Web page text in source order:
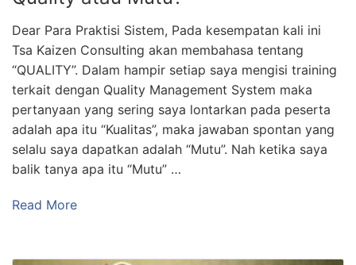
Dear Para Praktisi Sistem, Pada kesempatan kali ini
Tsa Kaizen Consulting akan membahasa tentang
“QUALITY”. Dalam hampir setiap saya mengisi training
terkait dengan Quality Management System maka
pertanyaan yang sering saya lontarkan pada peserta
adalah apa itu “Kualitas”, maka jawaban spontan yang
selalu saya dapatkan adalah “Mutu”. Nah ketika saya
balik tanya apa itu “Mutu” …
Read More